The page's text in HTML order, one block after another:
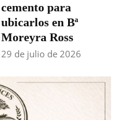
cemento para
ubicarlos en Bª
Moreyra Ross
29 de julio de 2026